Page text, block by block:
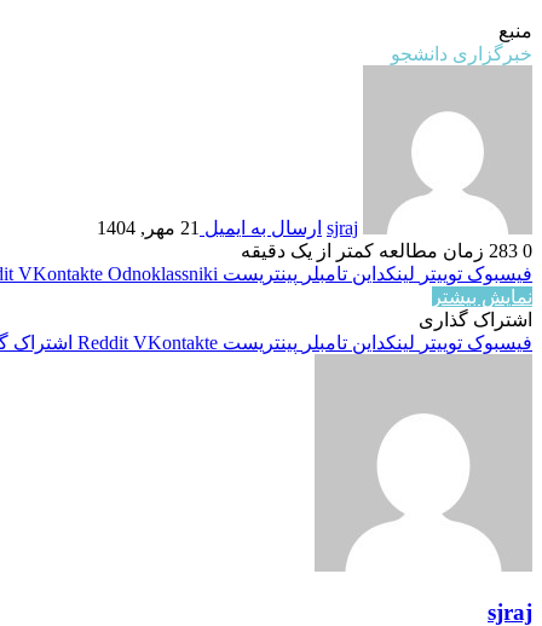
منبع
خبرگزاری دانشجو
sjraj ارسال به ایمیل 21 مهر, 1404
0
زمان مطالعه کمتر از یک دقیقه
فیسبوک توییتر لینکداین تامبلر پینتریست VKontakte Odnoklassniki
نمایش بیشتر
اشتراک گذاری
فیسبوک توییتر لینکداین تامبلر پینتریست Reddit VKontakte اشتراک
sjraj